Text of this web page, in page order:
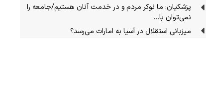
پزشکیان: ما نوکر مردم و در خدمت آنان هستیم/جامعه را
نمی‌توان با…
میزبانی استقلال در آسیا به امارات می‌رسد؟